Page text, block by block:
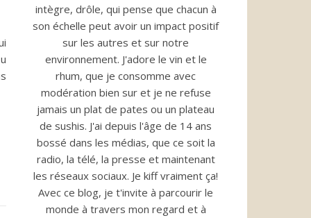
intègre, drôle, qui pense que chacun à
son échelle peut avoir un impact positif
sur les autres et sur notre
environnement. J'adore le vin et le
rhum, que je consomme avec
modération bien sur et je ne refuse
jamais un plat de pates ou un plateau
de sushis. J'ai depuis l'âge de 14 ans
bossé dans les médias, que ce soit la
radio, la télé, la presse et maintenant
les réseaux sociaux. Je kiff vraiment ça!
Avec ce blog, je t'invite à parcourir le
monde à travers mon regard et à